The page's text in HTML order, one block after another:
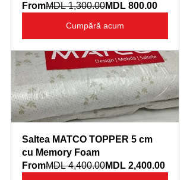
FromMDL 1,300.00MDL 800.00
Cumpără acum
Saltea MATCO TOPPER 5 cm
cu Memory Foam
FromMDL 4,400.00MDL 2,400.00